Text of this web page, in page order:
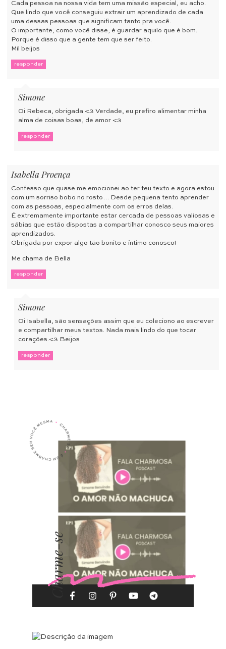
Cada pessoa na nossa vida tem uma missão especial, eu acho.
Que lindo que você conseguiu extrair um aprendizado de cada
uma dessas pessoas que significam tanto pra você.
O importante, como você disse, é guardar aquilo que é bom.
Porque é disso que a gente tem que ser feito.
Mil beijos
responder
Simone
Oi Rebeca, obrigada <3 Verdade, eu prefiro alimentar minha
alma de coisas boas, de amor <3
responder
Isabella Proença
Confesso que quase me emocionei ao ter teu texto e agora estou
com um sorriso bobo no rosto… Desde pequena tento aprender
com as pessoas, especialmente com os erros delas.
É extremamente importante estar cercada de pessoas valiosas e
sábias que estão dispostas a compartilhar conosco seus maiores
aprendizados.
Obrigada por expor algo tão bonito e íntimo conosco!
Me chama de Bella
responder
Simone
Oi Isabella, são sensações assim que eu coleciono ao escrever
e compartilhar meus textos. Nada mais lindo do que tocar
corações.<3 Beijos
responder
Charme-se